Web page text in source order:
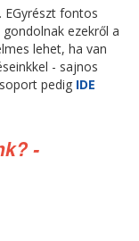
EGyrészt fontos
ezekről a
lehet, ha van
- sajnos
pedig IDE
-